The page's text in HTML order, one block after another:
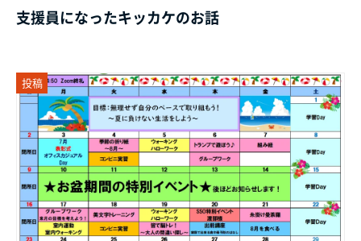
支援員になったキッカケのお話
投稿